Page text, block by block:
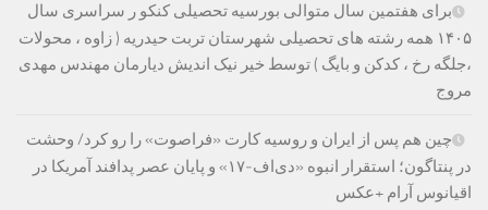
برای هفتمین سال متوالی بورسیه تحصیلی کنکو ر سراسری سال
۱۴۰۵ همه رشته های تحصیلی شهرستان تربت حیدریه ( زاوه ، محولات
،جلگه رخ ، کدکن و بایگ ) توسط خیر نیک اندیش دیارمان مهندس مهدی
مروج
چین هم پس از ایران و روسیه کارت «فراصوت» را رو کرد/ وحشت
در پنتاگون؛ استقرار انبوه «دی‌اف‑۱۷» و پایان عصر پدافند آمریکا در
اقیانوس آرام +عکس